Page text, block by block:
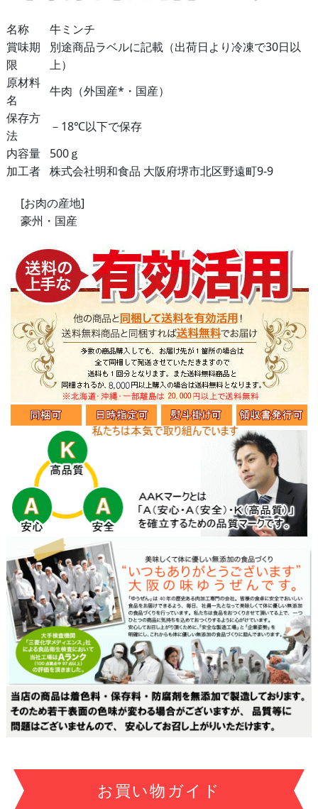
名称
牛ミンチ
賞味期
限
別途商品ラベルに記載（出荷日より冷凍で30日以
上）
原材料
名
牛肉（外国産*・国産）
保存方
法
－18℃以下で保存
内容量
500ｇ
加工者 株式会社明和食品 大阪府堺市北区野遠町9-9
[お肉の産地]
豪州・国産
お買い物ガイド